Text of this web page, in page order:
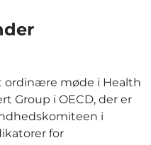
møde i Health
Group i OECD, der er
i
for